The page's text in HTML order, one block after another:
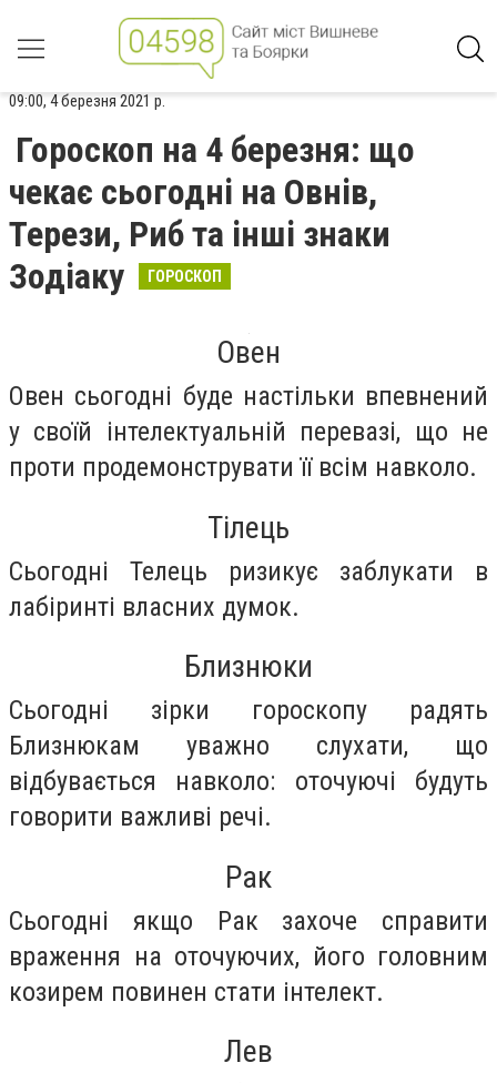
09:00, 4 березня 2021 р.
Гороскоп на 4 березня: що
чекає сьогодні на Овнів,
Терези, Риб та інші знаки
Зодіаку
ГОРОСКОП
Овен
Овен сьогодні буде настільки впевнений
у своїй інтелектуальній перевазі, що не
проти продемонструвати її всім навколо.
Тілець
Сьогодні Телець ризикує заблукати в
лабіринті власних думок.
Близнюки
Сьогодні зірки гороскопу радять
Близнюкам уважно слухати, що
відбувається навколо: оточуючі будуть
говорити важливі речі.
Рак
Сьогодні якщо Рак захоче справити
враження на оточуючих, його головним
козирем повинен стати інтелект.
Лев